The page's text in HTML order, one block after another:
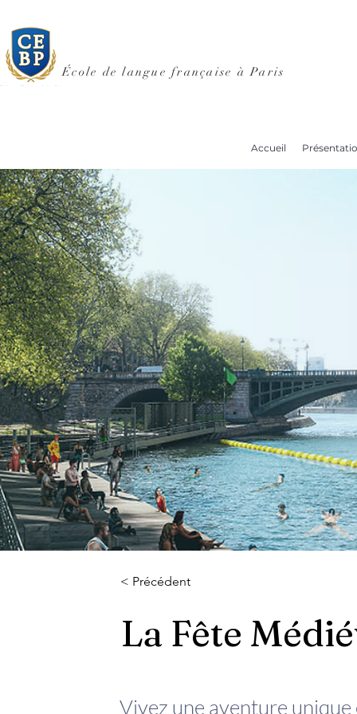
École de langue française à Paris
Accueil
< Précédent
La Fête
Vivez une aventure unique